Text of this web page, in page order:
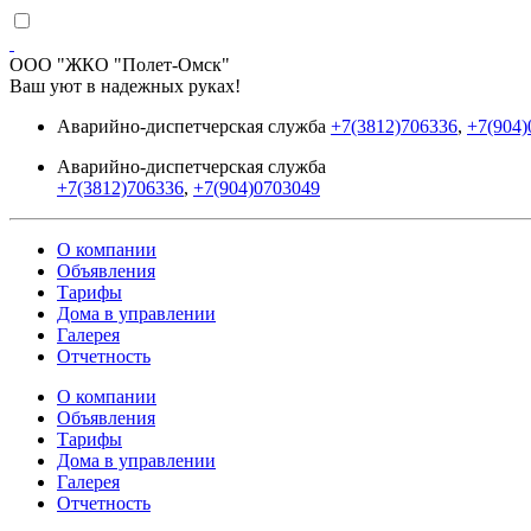
ООО "ЖКО "Полет-Омск"
Ваш уют в надежных руках!
Аварийно-диспетчерская служба +7(3812)706336,
Аварийно-диспетчерская служба
+7(3812)706336, +7(904)0703049
О компании
Объявления
Тарифы
Дома в управлении
Галерея
Отчетность
О компании
Объявления
Тарифы
Дома в управлении
Галерея
Отчетность